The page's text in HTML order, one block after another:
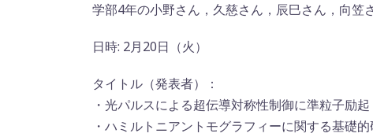
学部4年の小野さん，久慈さん，辰巳さん，向笠
日時: 2月20日（火）
タイトル（発表者）：
・光パルスによる超伝導対称性制御に準粒子励
・ハミルトニアントモグラフィーに関する基礎的